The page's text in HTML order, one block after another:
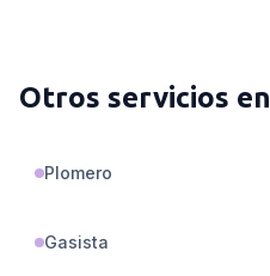
Otros servicios en
Plomero
Gasista